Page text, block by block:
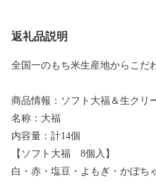
返礼品説明
全国一のもち米生産地からこだ
商品情報：ソフト大福＆生クリ
名称：大福
内容量：計14個
【ソフト大福 8個入】
白・赤・塩豆・よもぎ・かぼち